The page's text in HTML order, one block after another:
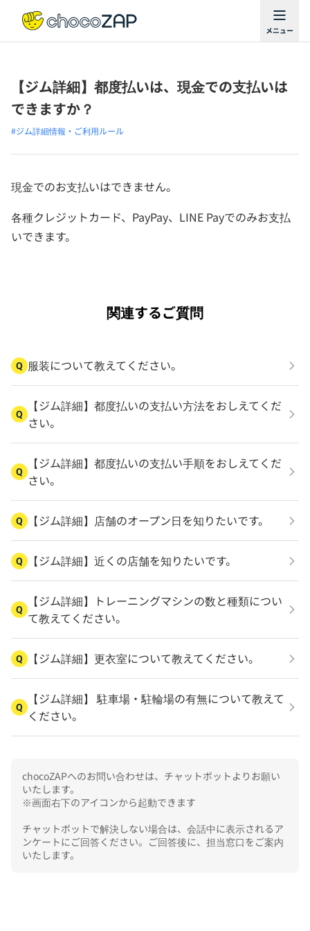
【ジム詳細】都度払いは、現金での支払いは
できますか？
#ジム詳細情報・ご利用ルール
現金でのお支払いはできません。
各種クレジットカード、PayPay、LINE Payでのみお支払
いできます。
関連するご質問
Q 服装について教えてください。
Q
【ジム詳細】都度払いの支払い方法をおしえてくだ
さい。
Q
【ジム詳細】都度払いの支払い手順をおしえてくだ
さい。
Q 【ジム詳細】店舗のオープン日を知りたいです。
Q 【ジム詳細】近くの店舗を知りたいです。
Q
【ジム詳細】トレーニングマシンの数と種類につい
て教えてください。
Q 【ジム詳細】更衣室について教えてください。
Q
【ジム詳細】 駐車場・駐輪場の有無について教えて
ください。
chocoZAPへのお問い合わせは、チャットボットよりお願い
いたします。
※画面右下のアイコンから起動できます
チャットボットで解決しない場合は、会話中に表示されるア
ンケートにご回答ください。ご回答後に、担当窓口をご案内
いたします。